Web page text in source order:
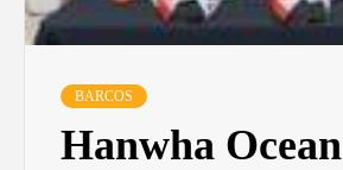
BARCOS
Hanwha Ocean